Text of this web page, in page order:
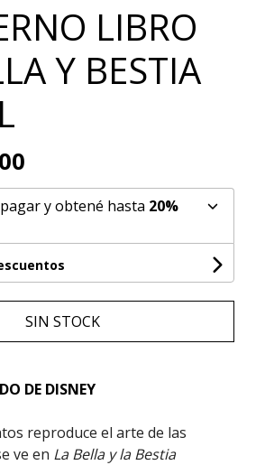
LIBRO
Y BESTIA
y obtené hasta 20%
SIN STOCK
DE DISNEY
reproduce el arte de las
ve en La Bella y la Bestia